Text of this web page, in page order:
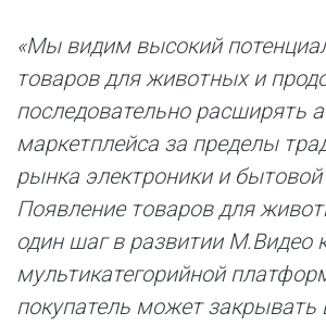
«Мы видим высокий
товаров для животных и
последовательно расширять
маркетплейса за пределы
рынка электроники и бытовой
Появление товаров для
один шаг в развитии М.Видео
мультикатегорийной
покупатель может закрывать